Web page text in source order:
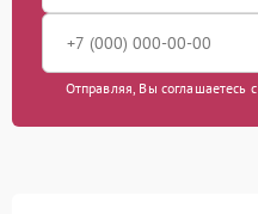
Отправляя, Вы соглашаетесь с